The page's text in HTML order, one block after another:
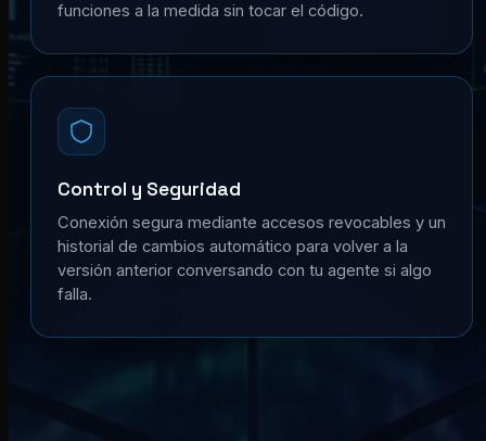
funciones a la medida sin tocar el código.
Control y Seguridad
Conexión segura mediante accesos revocables y un
historial de cambios automático para volver a la
versión anterior conversando con tu agente si algo
falla.